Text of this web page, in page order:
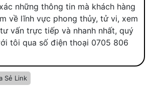
những thông tin mà khách hàng
về lĩnh vực phong thủy, tử vi, xem
vấn trực tiếp và nhanh nhất, quý
tôi qua số điện thoại 0705 806
Sẻ Link